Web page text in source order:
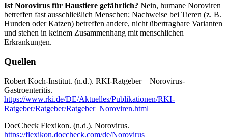
Ist Norovirus für Haustiere gefährlich? Nein, humane Noroviren
betreffen fast ausschließlich Menschen; Nachweise bei Tieren (z. B.
Hunden oder Katzen) betreffen andere, nicht übertragbare Varianten
und stehen in keinem Zusammenhang mit menschlichen
Erkrankungen.
Quellen
Robert Koch-Institut. (n.d.). RKI-Ratgeber – Norovirus-
Gastroenteritis.
https://www.rki.de/DE/Aktuelles/Publikationen/RKI-
Ratgeber/Ratgeber/Ratgeber_Noroviren.html
DocCheck Flexikon. (n.d.). Norovirus.
https://flexikon.doccheck.com/de/Norovirus